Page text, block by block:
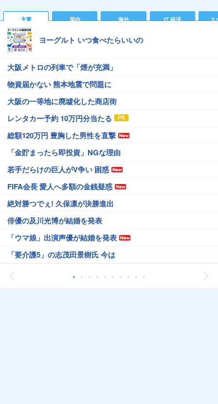
主要 国内 海外 IT 経済 ス
ヨーグルト いつ食べたらいいの
大阪メトロの列車で「煙が充満」
物資届かない 熊本地震で問題に
大阪の一等地に廃墟化した商店街
レンタカー予約 10万円分当たる
総額120万円 豊胸した男性を直撃
「金貯まったら即投資」NGな理由
若手だらけの巨人がV争い 困惑
FIFA会長 愛人へ多額の金銭疑惑
絶対勝つでぇ! 久保凛が決勝進出
俳優の及川光博が結婚を発表
「ウマ娘」出演声優が結婚を発表
「要介護5」の志茂田景樹氏 今は